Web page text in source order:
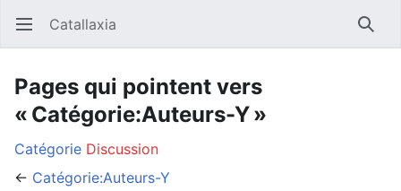
Ouvrir le menu principal Catallaxia
Pages qui pointent vers
« Catégorie:Auteurs-Y »
Catégorie Discussion
← Catégorie:Auteurs-Y